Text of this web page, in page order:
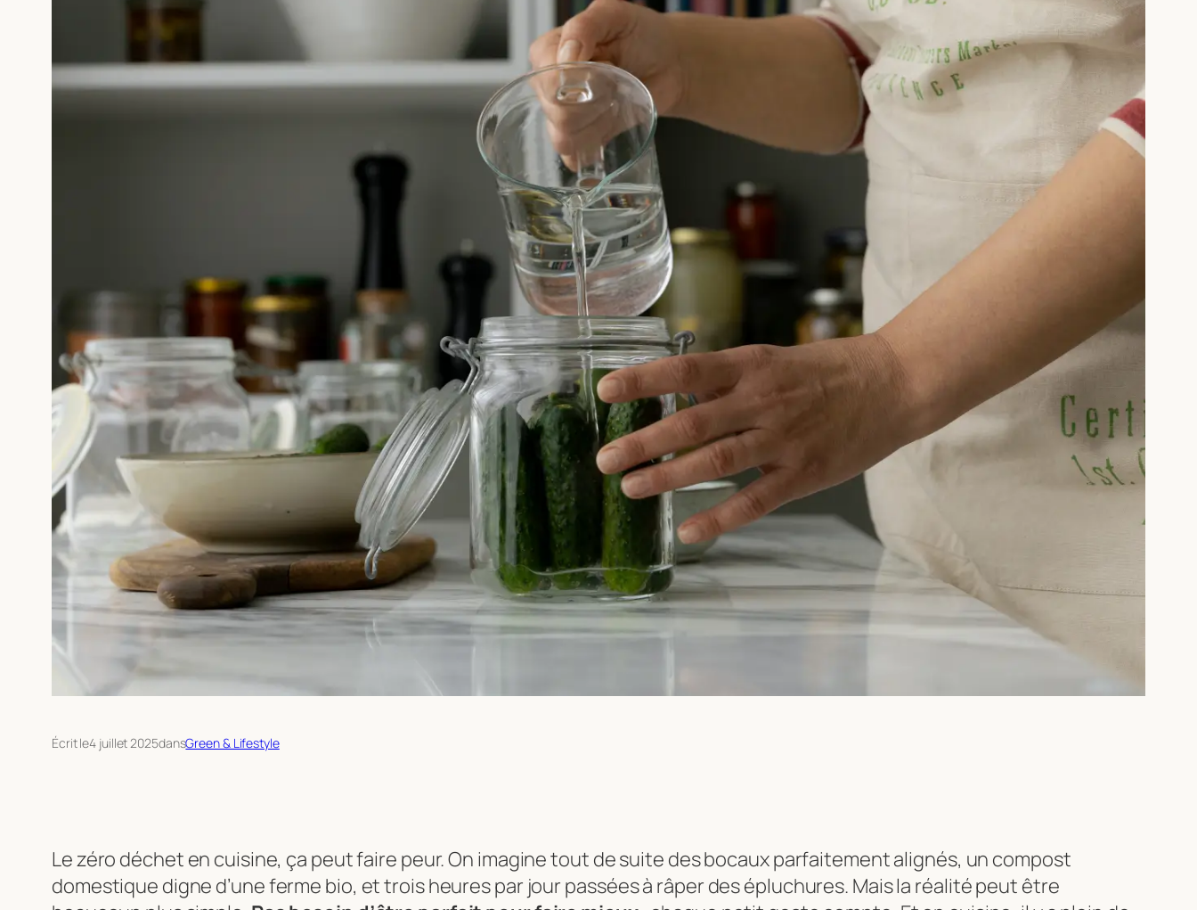
Écrit le4 juillet 2025dansGreen & Lifestyle
Le zéro déchet en cuisine, ça peut faire peur. On imagine tout de suite des bocaux parfaitement alignés, un compost
domestique digne d’une ferme bio, et trois heures par jour passées à râper des épluchures. Mais la réalité peut être